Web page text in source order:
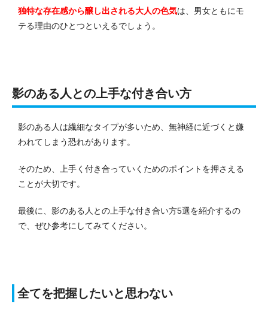
独特な存在感から醸し出される大人の色気は、男女ともにモ
テる理由のひとつといえるでしょう。
影のある人との上手な付き合い方
影のある人は繊細なタイプが多いため、無神経に近づくと嫌
われてしまう恐れがあります。
そのため、上手く付き合っていくためのポイントを押さえる
ことが大切です。
最後に、影のある人との上手な付き合い方5選を紹介するの
で、ぜひ参考にしてみてください。
全てを把握したいと思わない